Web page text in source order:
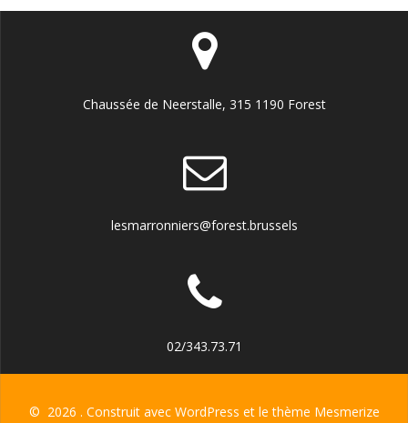
Chaussée de Neerstalle, 315 1190 Forest
lesmarronniers@forest.brussels
02/343.73.71
© 2026 . Construit avec WordPress et lethème Mesmerize